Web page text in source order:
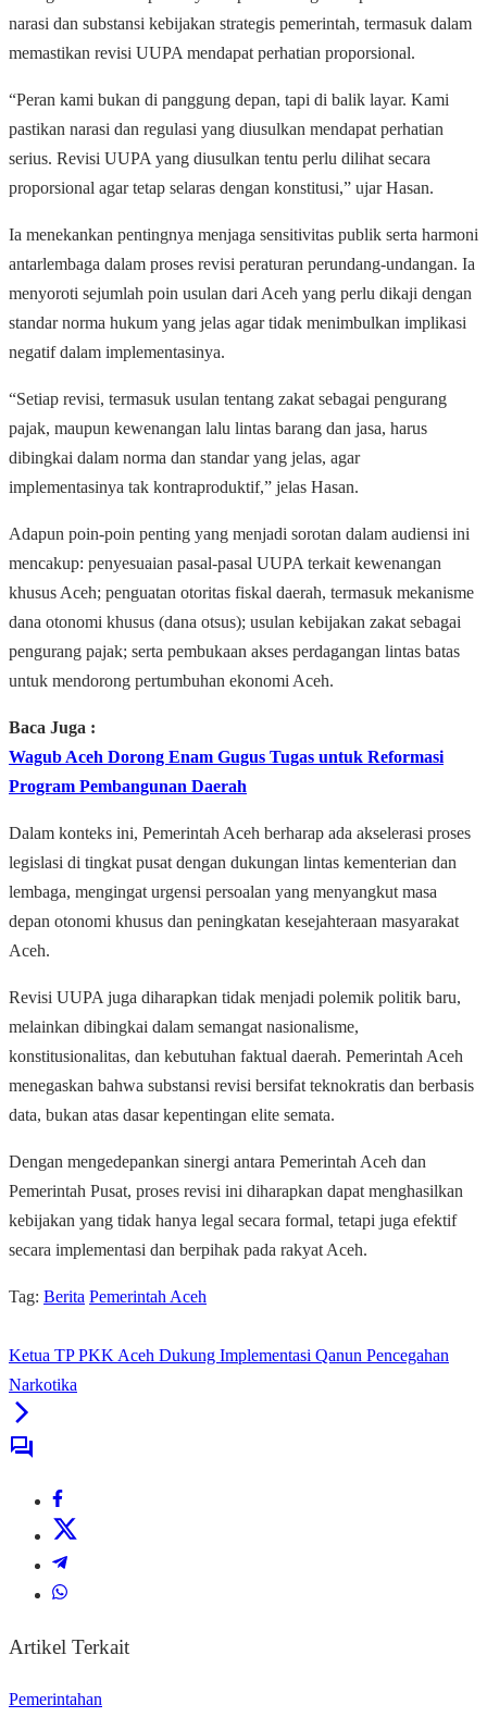
narasi dan substansi kebijakan strategis pemerintah, termasuk dalam
memastikan revisi UUPA mendapat perhatian proporsional.
“Peran kami bukan di panggung depan, tapi di balik layar. Kami
pastikan narasi dan regulasi yang diusulkan mendapat perhatian
serius. Revisi UUPA yang diusulkan tentu perlu dilihat secara
proporsional agar tetap selaras dengan konstitusi,” ujar Hasan.
Ia menekankan pentingnya menjaga sensitivitas publik serta harmoni
antarlembaga dalam proses revisi peraturan perundang-undangan. Ia
menyoroti sejumlah poin usulan dari Aceh yang perlu dikaji dengan
standar norma hukum yang jelas agar tidak menimbulkan implikasi
negatif dalam implementasinya.
“Setiap revisi, termasuk usulan tentang zakat sebagai pengurang
pajak, maupun kewenangan lalu lintas barang dan jasa, harus
dibingkai dalam norma dan standar yang jelas, agar
implementasinya tak kontraproduktif,” jelas Hasan.
Adapun poin-poin penting yang menjadi sorotan dalam audiensi ini
mencakup: penyesuaian pasal-pasal UUPA terkait kewenangan
khusus Aceh; penguatan otoritas fiskal daerah, termasuk mekanisme
dana otonomi khusus (dana otsus); usulan kebijakan zakat sebagai
pengurang pajak; serta pembukaan akses perdagangan lintas batas
untuk mendorong pertumbuhan ekonomi Aceh.
Baca Juga :
Wagub Aceh Dorong Enam Gugus Tugas untuk Reformasi
Program Pembangunan Daerah
Dalam konteks ini, Pemerintah Aceh berharap ada akselerasi proses
legislasi di tingkat pusat dengan dukungan lintas kementerian dan
lembaga, mengingat urgensi persoalan yang menyangkut masa
depan otonomi khusus dan peningkatan kesejahteraan masyarakat
Aceh.
Revisi UUPA juga diharapkan tidak menjadi polemik politik baru,
melainkan dibingkai dalam semangat nasionalisme,
konstitusionalitas, dan kebutuhan faktual daerah. Pemerintah Aceh
menegaskan bahwa substansi revisi bersifat teknokratis dan berbasis
data, bukan atas dasar kepentingan elite semata.
Dengan mengedepankan sinergi antara Pemerintah Aceh dan
Pemerintah Pusat, proses revisi ini diharapkan dapat menghasilkan
kebijakan yang tidak hanya legal secara formal, tetapi juga efektif
secara implementasi dan berpihak pada rakyat Aceh.
Tag: Berita Pemerintah Aceh
Ketua TP PKK Aceh Dukung Implementasi Qanun Pencegahan
Narkotika
Artikel Terkait
Pemerintahan